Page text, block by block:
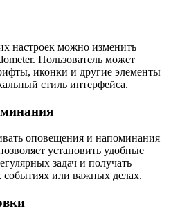
настроек можно изменить
Пользователь может
иконки и другие элементы
стиль интерфейса.
оповещения и напоминания
установить удобные
задач и получать
событиях или важных делах.